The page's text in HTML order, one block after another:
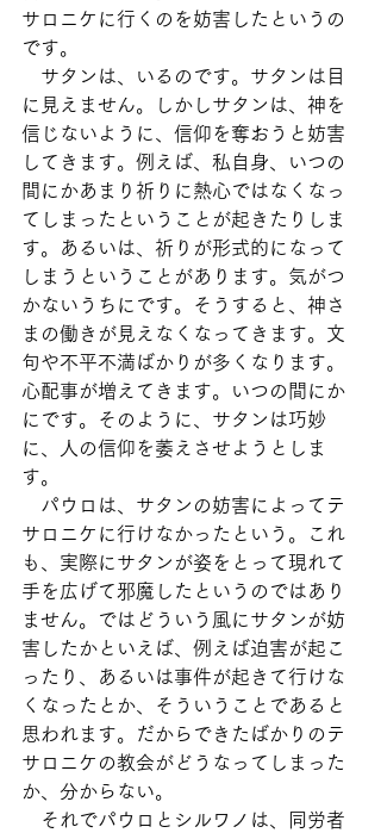
サロニケに行くのを妨害したというの
です。
サタンは、いるのです。サタンは目
に見えません。しかしサタンは、神を
信じないように、信仰を奪おうと妨害
してきます。例えば、私自身、いつの
間にかあまり祈りに熱心ではなくなっ
てしまったということが起きたりしま
す。あるいは、祈りが形式的になって
しまうということがあります。気がつ
かないうちにです。そうすると、神さ
まの働きが見えなくなってきます。文
句や不平不満ばかりが多くなります。
心配事が増えてきます。いつの間にか
にです。そのように、サタンは巧妙
に、人の信仰を萎えさせようとしま
す。
パウロは、サタンの妨害によってテ
サロニケに行けなかったという。これ
も、実際にサタンが姿をとって現れて
手を広げて邪魔したというのではあり
ません。ではどういう風にサタンが妨
害したかといえば、例えば迫害が起こ
ったり、あるいは事件が起きて行けな
くなったとか、そういうことであると
思われます。だからできたばかりのテ
サロニケの教会がどうなってしまった
か、分からない。
それでパウロとシルワノは、同労者